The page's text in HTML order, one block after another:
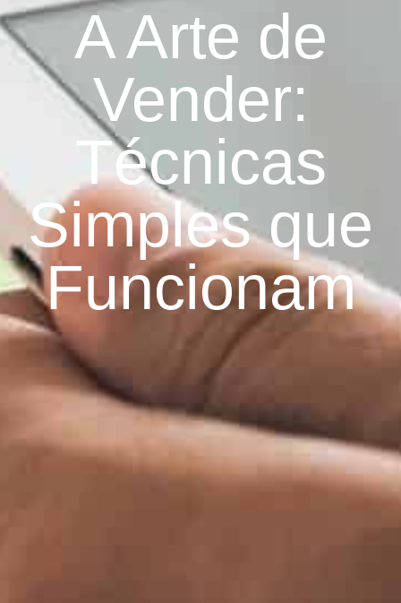
A Arte de
Vender:
Técnicas
Simples que
Funcionam